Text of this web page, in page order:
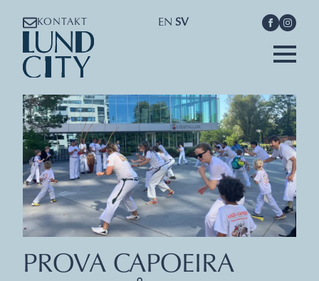
KONTAKT EN SV
PROVA CAPOEIRA